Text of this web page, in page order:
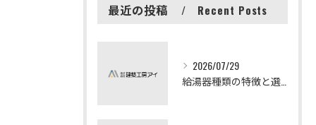
最近の投稿 Recent Posts
2026/07/29